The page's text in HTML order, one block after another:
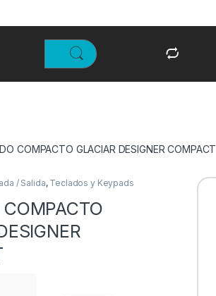
COMPACTO GLACIAR DESIGNER COMPACT
/ Salida, Teclados y Keypads